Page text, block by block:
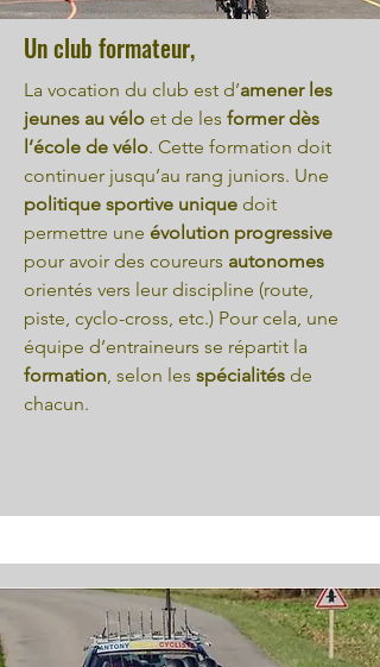
Un club formateur,
La vocation du club est d’amener les
jeunes au vélo et de les former dès
l’école de vélo. Cette formation doit
continuer jusqu’au rang juniors. Une
politique sportive unique doit
permettre une évolution progressive
pour avoir des coureurs autonomes
orientés vers leur discipline (route,
piste, cyclo-cross, etc.) Pour cela, une
équipe d’entraineurs se répartit la
formation, selon les spécialités de
chacun.